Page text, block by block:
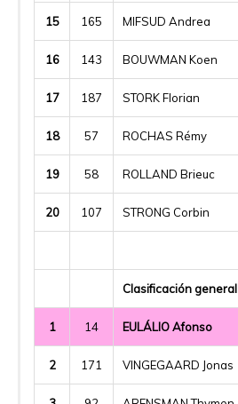
15 165 MIFSUD Andrea
16 143 BOUWMAN Koen
17 187 STORK Florian
18 57 ROCHAS Rémy
19 58 ROLLAND Brieuc
20 107 STRONG Corbin
Clasificación general
1 14 EULÁLIO Afonso
2 171 VINGEGAARD Jonas